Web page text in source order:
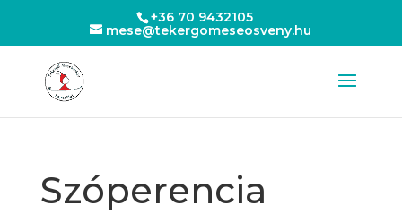
+36 70 9432105
mese@tekergomeseosveny.hu
Szóperencia